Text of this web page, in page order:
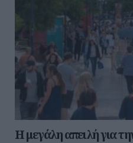
Η μεγάλη απειλή για